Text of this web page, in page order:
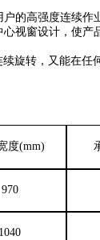
的高强度连续作
视窗设计，使产
旋转，又能在任
度(mm)
970
1040